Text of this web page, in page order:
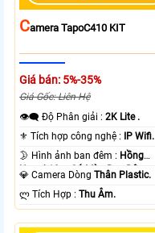
CAmera TapoC410 KIT
Giá bán: 5%-35%
Giá Gốc: Liên Hệ
👁️‍🗨 Độ Phân giải :2K Lite .
⚜️ Tích hợp công nghệ :
IP Wifi.
🌛 Hình ảnh ban đêm : Hồng
Ngoại 10m Có Màu Ban Ðêm.
💎 Camera DòngThân Plastic.
️ლ Tích Hợp :Thu Âm.